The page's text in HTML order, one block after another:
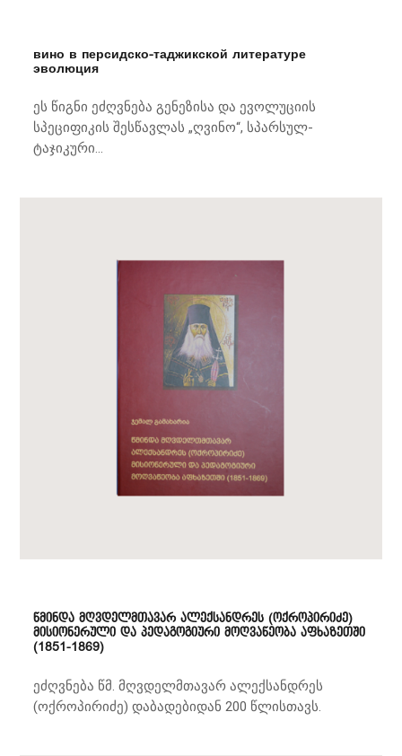
вино в персидско-таджикской литературе
эволюция
ეს წიგნი ეძღვნება გენეზისა და ევოლუციის
სპეციფიკის შესწავლას „ღვინო“, სპარსულ-
ტაჯიკური...
წმინდა მღვდელმთავარ ალექსანდრეს (ოქროპირიძე)
მისიონერული და პედაგოგიური მოღვაწეობა აფხაზეთში
(1851-1869)
ეძღვნება წმ. მღვდელმთავარ ალექსანდრეს
(ოქროპირიძე) დაბადებიდან 200 წლისთავს.